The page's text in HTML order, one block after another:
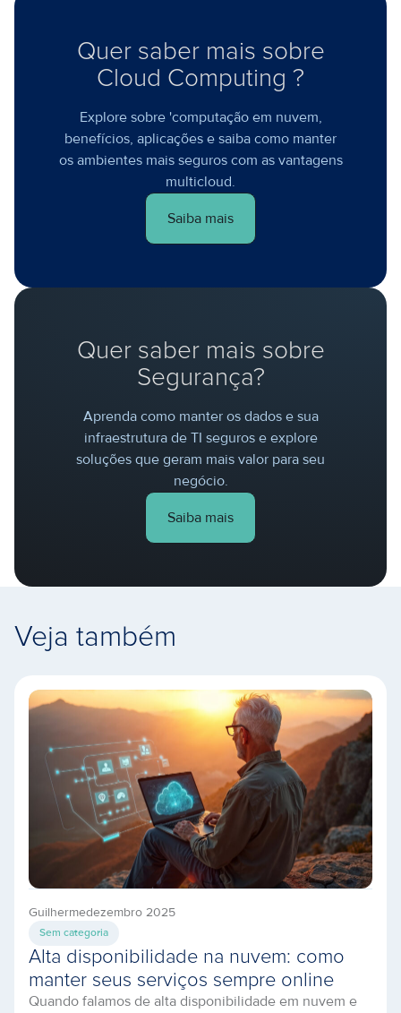
Quer saber mais sobre
Cloud Computing ?
Explore sobre 'computação em nuvem,
benefícios, aplicações e saiba como manter
os ambientes mais seguros com as vantagens
multicloud.
Saiba mais
Quer saber mais sobre
Segurança?
Aprenda como manter os dados e sua
infraestrutura de TI seguros e explore
soluções que geram mais valor para seu
negócio.
Saiba mais
Veja também
Guilhermedezembro 2025
Sem categoria
Alta disponibilidade na nuvem: como
manter seus serviços sempre online
Quando falamos de alta disponibilidade em nuvem e